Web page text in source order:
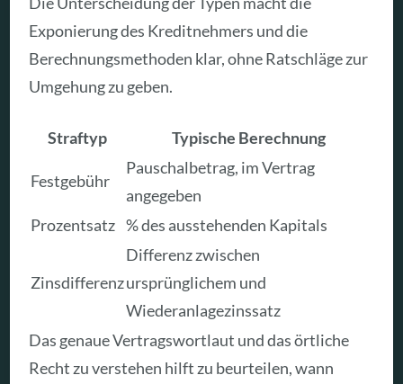
Exponierung des Kreditnehmers und die
Berechnungsmethoden klar, ohne Ratschläge zur
Umgehung zu geben.
Straftyp Typische Berechnung
Festgebühr
Pauschalbetrag, im Vertrag
angegeben
Prozentsatz % des ausstehenden Kapitals
Zinsdifferenz
Differenz zwischen
ursprünglichem und
Wiederanlagezinssatz
Das genaue Vertragswortlaut und das örtliche
Recht zu verstehen hilft zu beurteilen, wann